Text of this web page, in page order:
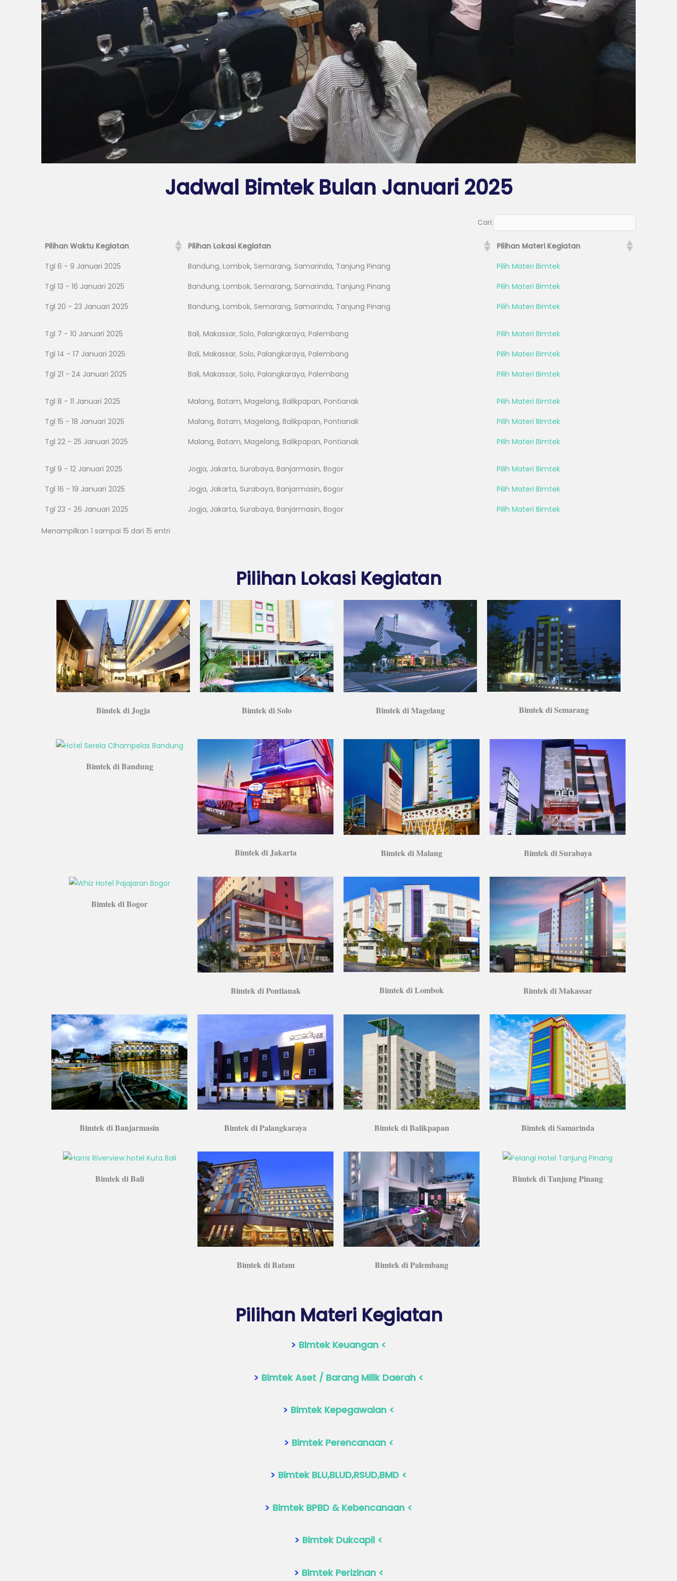
Jadwal Bimtek Bulan Januari 2025
Cari:
Pilihan Waktu Kegiatan Pilihan Lokasi Kegiatan
Pilihan Materi Kegiatan
Tgl 6 - 9 Januari 2025
Bandung, Lombok, Semarang, Samarinda, Tanjung Pinang
Pilih Materi Bimtek
Tgl 13 - 16 Januari 2025
Bandung, Lombok, Semarang, Samarinda, Tanjung Pinang
Pilih Materi Bimtek
Tgl 20 - 23 Januari 2025
Bandung, Lombok, Semarang, Samarinda, Tanjung Pinang Pilih Materi Bimtek
Tgl 7 - 10 Januari 2025 Bali, Makassar, Solo, Palangkaraya, Palembang
Pilih Materi Bimtek
Tgl 14 - 17 Januari 2025
Bali, Makassar, Solo, Palangkaraya, Palembang
Pilih Materi Bimtek
Tgl 21 - 24 Januari 2025
Bali, Makassar, Solo, Palangkaraya, Palembang Pilih Materi Bimtek
Tgl 8 - 11 Januari 2025 Malang, Batam, Magelang, Balikpapan, Pontianak
Pilih Materi Bimtek
Tgl 15 - 18 Januari 2025
Malang, Batam, Magelang, Balikpapan, Pontianak
Pilih Materi Bimtek
Tgl 22 - 25 Januari 2025
Malang, Batam, Magelang, Balikpapan, Pontianak Pilih Materi Bimtek
Tgl 9 - 12 Januari 2025 Jogja, Jakarta, Surabaya, Banjarmasin, Bogor
Pilih Materi Bimtek
Tgl 16 - 19 Januari 2025
Jogja, Jakarta, Surabaya, Banjarmasin, Bogor
Pilih Materi Bimtek
Tgl 23 - 26 Januari 2025
Jogja, Jakarta, Surabaya, Banjarmasin, Bogor Pilih Materi Bimtek
Menampilkan 1 sampai 15 dari 15 entri
Pilihan Lokasi Kegiatan
Bimtek di Jogja Bimtek di Solo Bimtek di Magelang Bimtek di Semarang
Bimtek di Bandung
Bimtek di Jakarta Bimtek di Malang Bimtek di Surabaya
Bimtek di Bogor
Bimtek di Pontianak Bimtek di Lombok Bimtek di Makassar
Bimtek di Banjarmasin Bimtek di Palangkaraya Bimtek di Balikpapan Bimtek di Samarinda
Bimtek di Bali
Bimtek di Batam Bimtek di Palembang
Bimtek di Tanjung Pinang
Pilihan Materi Kegiatan
> Bimtek Keuangan <
> Bimtek Aset / Barang Milik Daerah <
> Bimtek Kepegawaian <
> Bimtek Perencanaan <
> Bimtek BLU,BLUD,RSUD,BMD <
> Bimtek BPBD & Kebencanaan <
> Bimtek Dukcapil <
> Bimtek Perizinan <